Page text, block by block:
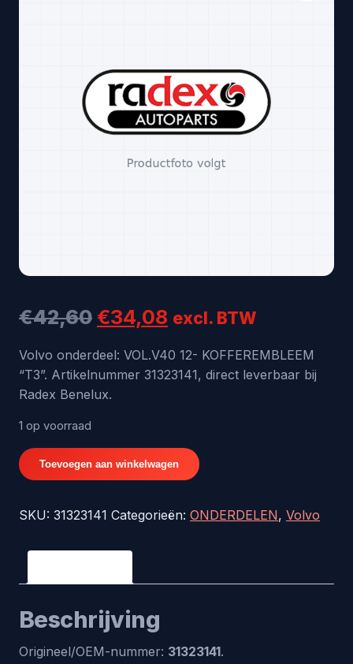
€42,60Oorspronkelijke
prijs
was:
€34,08 Huidige
prijs
is:
excl. BTW
Volvo onderdeel: VOL.V40 12- KOFFEREMBLEEM
“T3”. Artikelnummer 31323141, direct leverbaar bij
Radex Benelux.
1 op voorraad
VOL.V40
12-
"T3"
origineel
aantal
Toevoegen aan winkelwagen
SKU: 31323141 Categorieën: ONDERDELEN, Volvo
Beschrijving
Origineel/OEM-nummer: 31323141.